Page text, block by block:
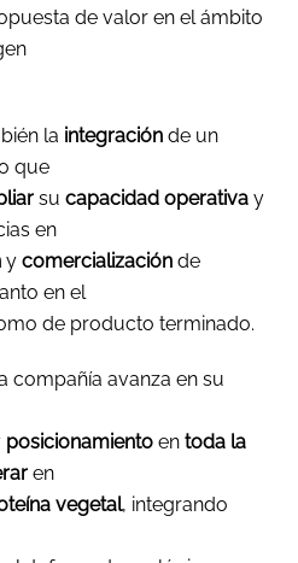
de valor en el ámbito
la integración de un
que
su capacidad operativa y
en
y comercialización de
en el
de producto terminado.
compañía avanza en su
posicionamiento en toda la
en
vegetal, integrando